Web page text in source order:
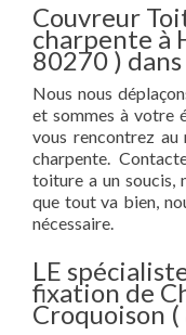
Couvreur
charpente à
80270 )
Nous nous
et sommes à votre
vous rencontrez
charpente.
toiture a un soucis,
que tout va bien,
nécessaire.
LE
fixation de
Croquoison